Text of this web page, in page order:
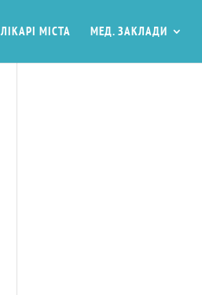
ЛІКАРІ МІСТА МЕД. ЗАКЛАДИ